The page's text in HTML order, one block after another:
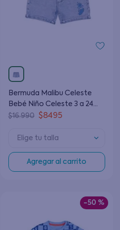
Bermuda Malibu Celeste
Bebé Niño Celeste 3 a 24
Meses
$16.990 $8495
Elige tu talla
Agregar al carrito
-50 %